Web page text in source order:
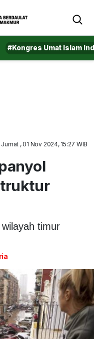
#Kongres Umat Islam
Jumat , 01 Nov 2024, 15:27 WIB
timur